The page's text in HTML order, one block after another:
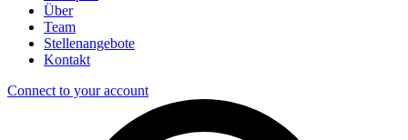
Über
Team
Stellenangebote
Kontakt
Connect to your account